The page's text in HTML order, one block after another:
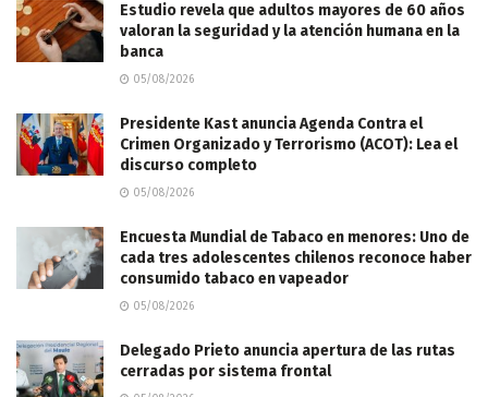
Estudio revela que adultos mayores de 60 años
valoran la seguridad y la atención humana en la
banca
05/08/2026
Presidente Kast anuncia Agenda Contra el
Crimen Organizado y Terrorismo (ACOT): Lea el
discurso completo
05/08/2026
Encuesta Mundial de Tabaco en menores: Uno de
cada tres adolescentes chilenos reconoce haber
consumido tabaco en vapeador
05/08/2026
Delegado Prieto anuncia apertura de las rutas
cerradas por sistema frontal